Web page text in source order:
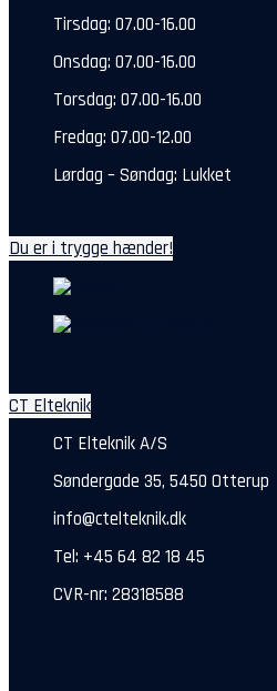
Tirsdag: 07.00-16.00
Onsdag: 07.00-16.00
Torsdag: 07.00-16.00
Fredag: 07.00-12.00
Lørdag – Søndag: Lukket
Du er i trygge hænder!
CT Elteknik
CT Elteknik A/S
Søndergade 35, 5450 Otterup
info@ctelteknik.dk
Tel: +45 64 82 18 45
CVR-nr: 28318588